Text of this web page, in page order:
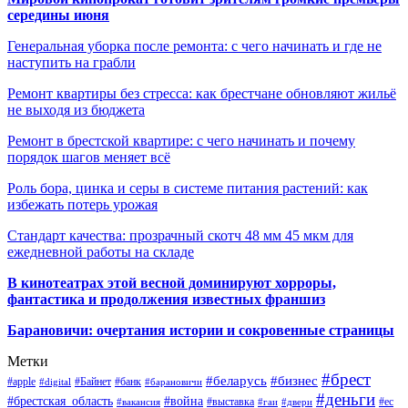
середины июня
Генеральная уборка после ремонта: с чего начинать и где не
наступить на грабли
Ремонт квартиры без стресса: как брестчане обновляют жильё
не выходя из бюджета
Ремонт в брестской квартире: с чего начинать и почему
порядок шагов меняет всё
Роль бора, цинка и серы в системе питания растений: как
избежать потерь урожая
Стандарт качества: прозрачный скотч 48 мм 45 мкм для
ежедневной работы на складе
В кинотеатрах этой весной доминируют хорроры,
фантастика и продолжения известных франшиз
Барановичи: очертания истории и сокровенные страницы
Метки
#apple #digital #Байнет #банк #барановичи #беларусь #бизнес #брест
#брестская_область #вакансия #война #выставка #гаи #двери #деньги #ес